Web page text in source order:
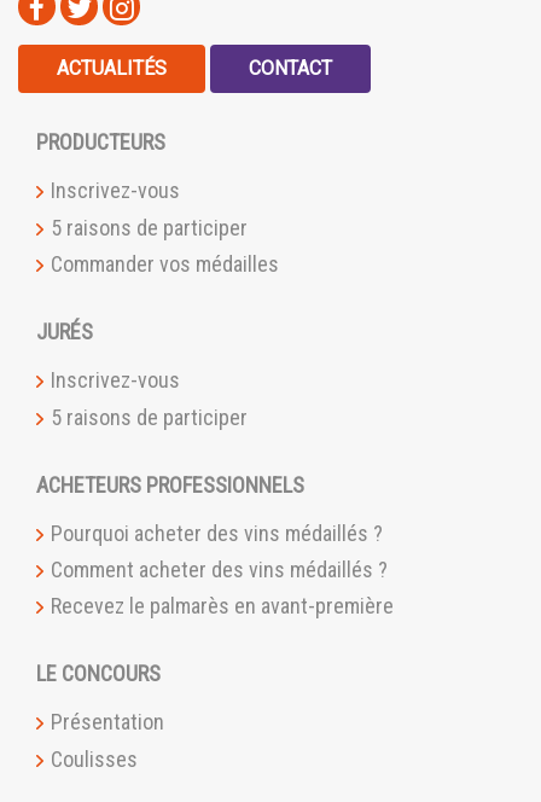
ACTUALITÉS CONTACT
PRODUCTEURS
Inscrivez-vous
5 raisons de participer
Commander vos médailles
JURÉS
Inscrivez-vous
5 raisons de participer
ACHETEURS PROFESSIONNELS
Pourquoi acheter des vins médaillés ?
Comment acheter des vins médaillés ?
Recevez le palmarès en avant-première
LE CONCOURS
Présentation
Coulisses